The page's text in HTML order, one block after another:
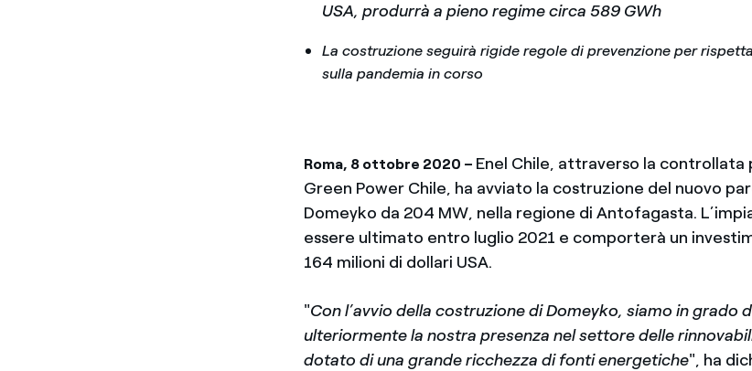
USA, produrrà a pieno regime circa 589 GWh
La costruzione seguirà rigide regole di prevenzione per
sulla pandemia in corso
Roma, 8 ottobre 2020 – Enel Chile, attraverso la controllata
Green Power Chile, ha avviato la costruzione del nuovo
Domeyko da 204 MW, nella regione di Antofagasta.
essere ultimato entro luglio 2021 e comporterà un
164 milioni di dollari USA.
"Con l’avvio della costruzione di Domeyko, siamo in grado
ulteriormente la nostra presenza nel settore delle
dotato di una grande ricchezza di fonti energetiche", ha